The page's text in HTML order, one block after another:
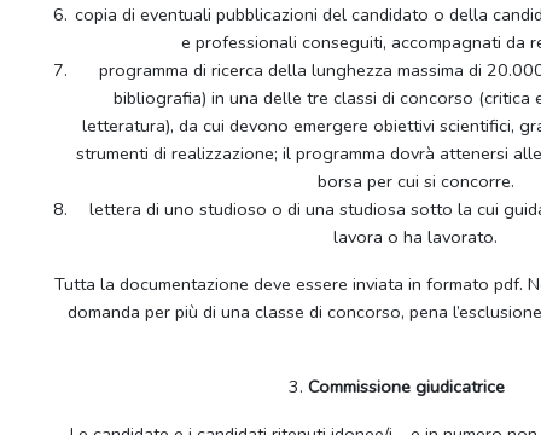
copia di eventuali pubblicazioni del candidato o della
e professionali conseguiti, accompagnati da
programma di ricerca della lunghezza massima di
bibliografia) in una delle tre classi di concorso (critica
letteratura), da cui devono emergere obiettivi scientifici,
strumenti di realizzazione; il programma dovrà attenersi
borsa per cui si concorre.
lettera di uno studioso o di una studiosa sotto la cui
lavora o ha lavorato.
Tutta la documentazione deve essere inviata in formato pdf.
domanda per più di una classe di concorso, pena
3. Commissione giudicatrice